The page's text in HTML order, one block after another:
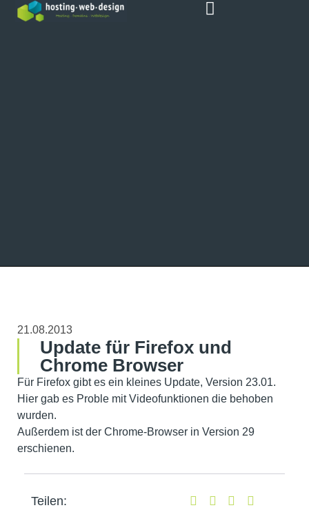
21.08.2013
Update für Firefox und
Chrome Browser
Für Firefox gibt es ein kleines Update, Version 23.01.
Hier gab es Proble mit Videofunktionen die behoben
wurden.
Außerdem ist der Chrome-Browser in Version 29
erschienen.
Teilen: